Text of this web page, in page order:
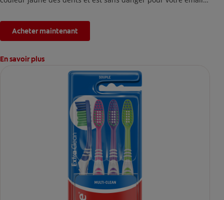
Acheter maintenant
En savoir plus